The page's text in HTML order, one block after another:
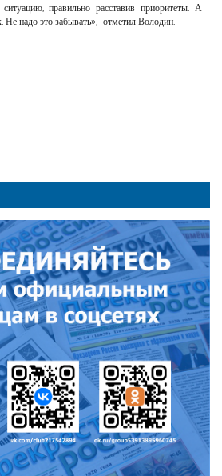
правильно расставив приоритеты. А
Не надо это забывать»,- отметил Володин.